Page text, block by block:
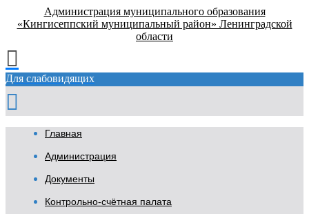
Администрация муниципального образования
«Кингисеппский муниципальный район» Ленинградской
области
Для слабовидящих
Главная
Администрация
Документы
Контрольно-счётная палата